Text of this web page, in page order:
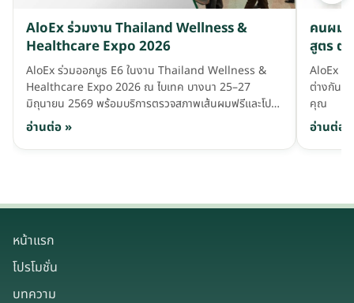
AloEx ร่วมงาน Thailand Wellness &
Healthcare Expo 2026
AloEx ร่วมออกบูธ E6 ในงาน Thailand Wellness &
Healthcare Expo 2026 ณ ไบเทค บางนา 25–27
มิถุนายน 2569 พร้อมบริการตรวจสภาพเส้นผมฟรีและโปร
โมชั่นพิเศษเฉพาะในงาน
อ่านต่อ »
คนผมร่
สูตร ต่
AloEx มี
ต่างกันอ
คุณ
อ่านต่อ
หน้าแรก
โปรโมชั่น
บทความ